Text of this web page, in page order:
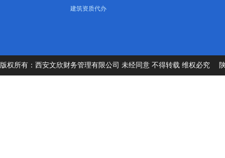
建筑资质代办
版权所有：西安文欣财务管理有限公司 未经同意 不得转载 维权必究